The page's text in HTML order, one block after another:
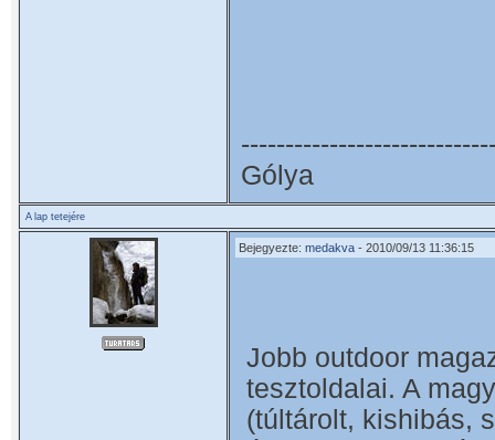
Gólya
A lap tetejére
Bejegyezte: medakva - 2010/09/13 11:36:15
Jobb outdoor
tesztoldalai. A
(túltárolt, kishibás,